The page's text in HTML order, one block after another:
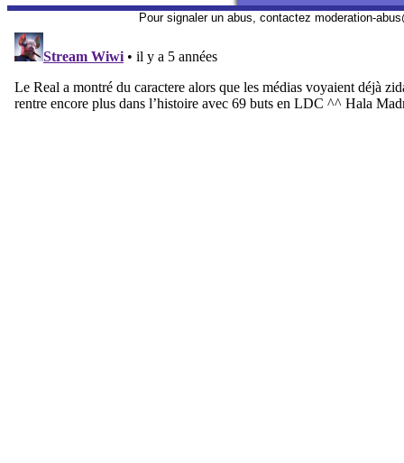
Pour signaler un abus, contactez moderation-